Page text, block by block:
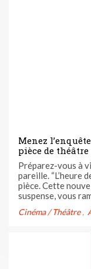
Menez
pièce de
du 25 octobre
Préparez-vous à
pareille. “L’heure
pièce. Cette
suspense, vous
temps sera
Cinéma / Théâtre